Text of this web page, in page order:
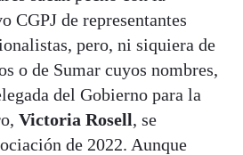
CGPJ de representantes
pero, ni siquiera de
o de Sumar cuyos nombres,
del Gobierno para la
Victoria Rosell, se
de 2022. Aunque